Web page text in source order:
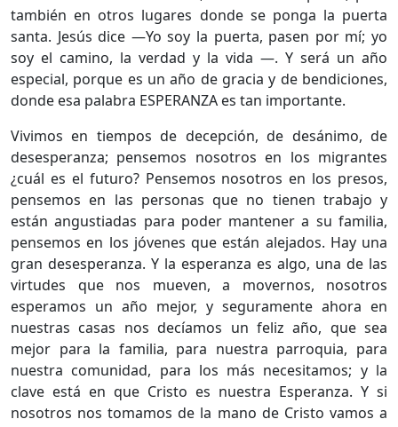
también en otros lugares donde se ponga la puerta
santa. Jesús dice —Yo soy la puerta, pasen por mí; yo
soy el camino, la verdad y la vida —. Y será un año
especial, porque es un año de gracia y de bendiciones,
donde esa palabra ESPERANZA es tan importante.
Vivimos en tiempos de decepción, de desánimo, de
desesperanza; pensemos nosotros en los migrantes
¿cuál es el futuro? Pensemos nosotros en los presos,
pensemos en las personas que no tienen trabajo y
están angustiadas para poder mantener a su familia,
pensemos en los jóvenes que están alejados. Hay una
gran desesperanza. Y la esperanza es algo, una de las
virtudes que nos mueven, a movernos, nosotros
esperamos un año mejor, y seguramente ahora en
nuestras casas nos decíamos un feliz año, que sea
mejor para la familia, para nuestra parroquia, para
nuestra comunidad, para los más necesitamos; y la
clave está en que Cristo es nuestra Esperanza. Y si
nosotros nos tomamos de la mano de Cristo vamos a